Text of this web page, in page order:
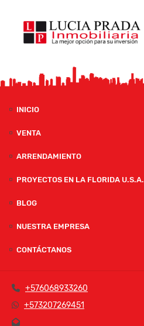
INICIO
VENTA
ARRENDAMIENTO
PROYECTOS EN LA FLORIDA U.S.A.
BLOG
NUESTRA EMPRESA
CONTÁCTANOS
+576068933260
+573207269451